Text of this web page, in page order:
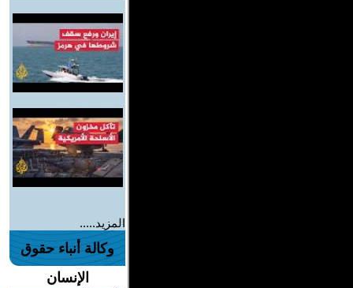
المزيد.....
وكالة أنباء حقوق
الإنسان